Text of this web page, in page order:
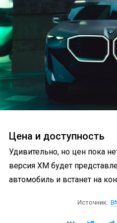
Цена и доступность
Удивительно, но цен пока
версия XM будет
автомобиль и встанет на
Источник: